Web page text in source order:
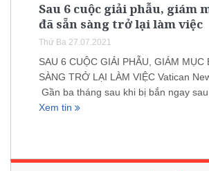
Sau 6 cuộc giải phẫu, giám
đã sẵn sàng trở lại làm việc
Thứ Ba 27.07.2021
SAU 6 CUỘC GIẢI PHẪU, GIÁM MỤC
SÀNG TRỞ LẠI LÀM VIỆC Vatican
Gần ba tháng sau khi bị bắn ngay
Xem tin